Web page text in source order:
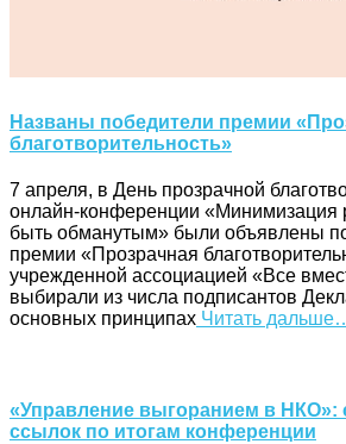
Названы победители премии
благотворительность»
7 апреля, в День прозрачной
онлайн-конференции «Минимизация
быть обманутым» были объявлены
премии «Прозрачная
учрежденной ассоциацией «Все
выбирали из числа подписантов
основных принципах Читать
«Управление выгоранием в НКО»:
ссылок по итогам конференции